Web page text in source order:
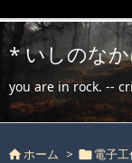
* いしのな
you are in rock. --
ホーム > 電子